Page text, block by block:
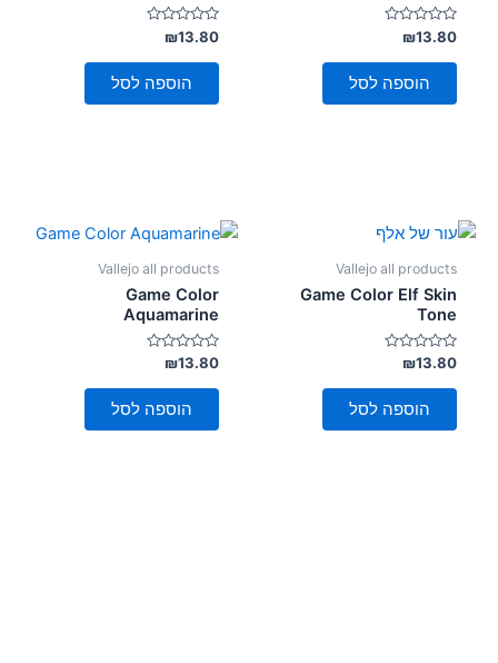
דורג
0
מתוך
₪13.80
הוספה לסל
דורג
0
מתוך
₪13.80
הוספה לסל
Vallejo all products
Game Color Elf Skin
Tone
דורג
0
מתוך
₪13.80
הוספה לסל
Vallejo all products
Game Color
Aquamarine
דורג
0
מתוך
₪13.80
הוספה לסל